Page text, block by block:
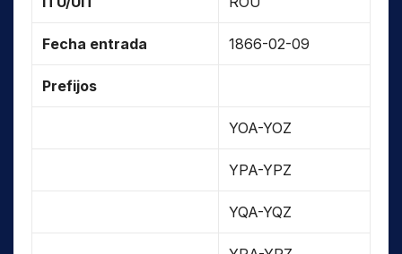
Fecha entrada 1866-02-09
Prefijos
YOA-YOZ
YPA-YPZ
YQA-YQZ